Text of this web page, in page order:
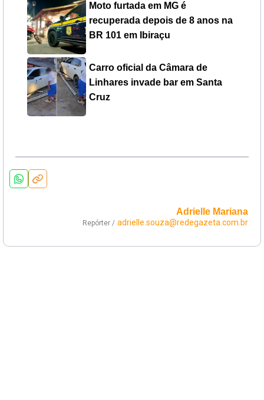
Moto furtada em MG é
recuperada depois de 8 anos na
BR 101 em Ibiraçu
Carro oficial da Câmara de
Linhares invade bar em Santa
Cruz
Adrielle Mariana
Repórter / adrielle.souza@redegazeta.com.br